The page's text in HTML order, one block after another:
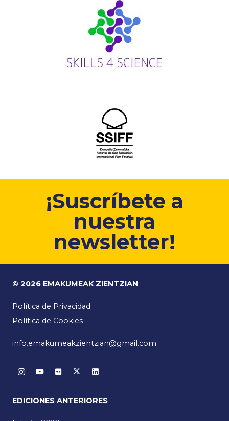
¡Suscríbete a
nuestra
newsletter!
© 2026 EMAKUMEAK ZIENTZIAN
Política de Privacidad
Política de Cookies
info.emakumeakzientzian@gmail.com
EDICIONES ANTERIORES